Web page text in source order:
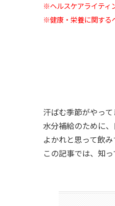
※ヘルスケアライティ
※健康・栄養に関する
汗ばむ季節がやって
水分補給のために
よかれと思って飲
この記事では、知